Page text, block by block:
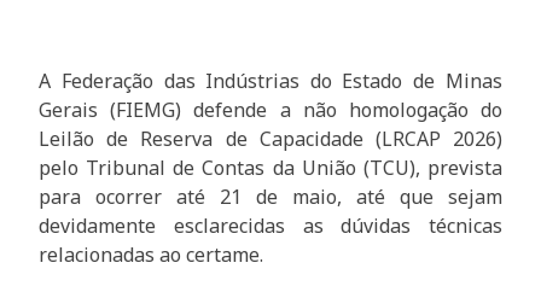
A Federação das Indústrias do Estado de Minas
Gerais (FIEMG) defende a não homologação do
Leilão de Reserva de Capacidade (LRCAP 2026)
pelo Tribunal de Contas da União (TCU), prevista
para ocorrer até 21 de maio, até que sejam
devidamente esclarecidas as dúvidas técnicas
relacionadas ao certame.